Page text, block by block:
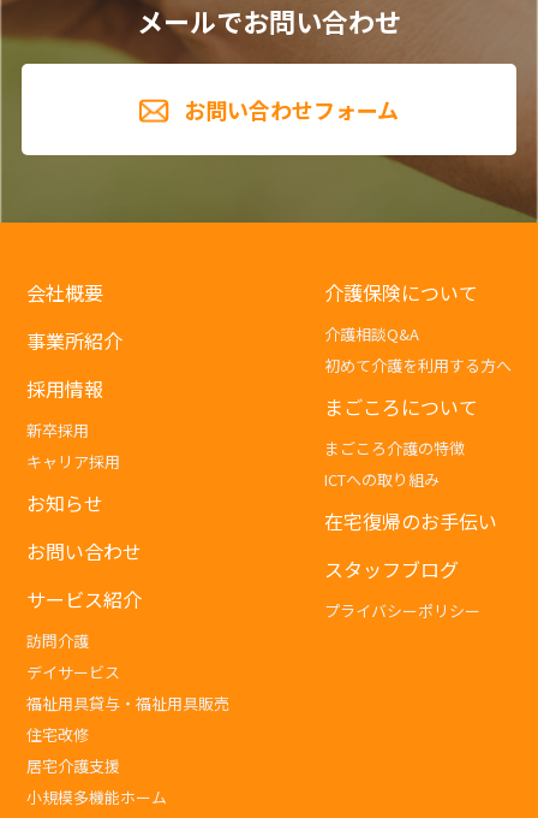
メールでお問い合わせ
お問い合わせフォーム
会社概要
事業所紹介
採用情報
新卒採用
キャリア採用
お知らせ
お問い合わせ
サービス紹介
訪問介護
デイサービス
福祉用具貸与・福祉用具販売
住宅改修
居宅介護支援
小規模多機能ホーム
介護保険について
介護相談Q&A
初めて介護を利用する方へ
まごころについて
まごころ介護の特徴
ICTへの取り組み
在宅復帰のお手伝い
スタッフブログ
プライバシーポリシー